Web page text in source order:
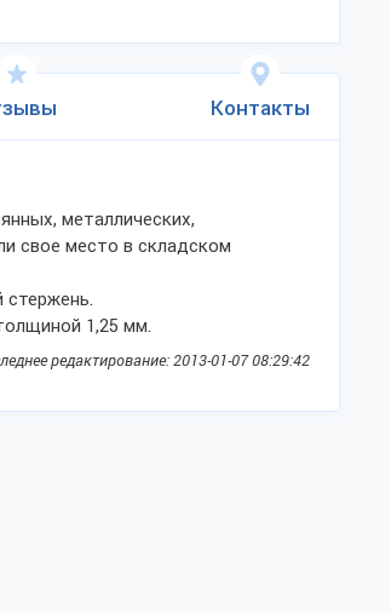
Контакты
металлических,
свое место в складском
стержень.
1,25 мм.
редактирование: 2013-01-07 08:29:42